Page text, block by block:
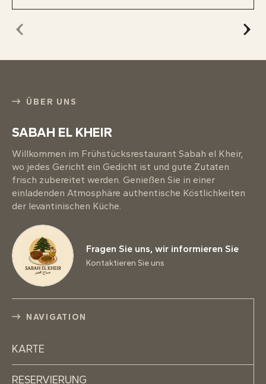
ÜBER UNS
SABAH EL KHEIR
Willkommen im Frühstücksrestaurant Sabah el Kheir,
wo jedes Gericht ein Gedicht ist und gute Zutaten
frisch zubereitet werden. Genießen Sie in einer
einladenden Atmosphäre authentische Köstlichkeiten
der levantinischen Küche.
Fragen Sie uns, wir informieren Sie
Kontaktieren Sie uns
NAVIGATION
KARTE
RESERVIERUNG